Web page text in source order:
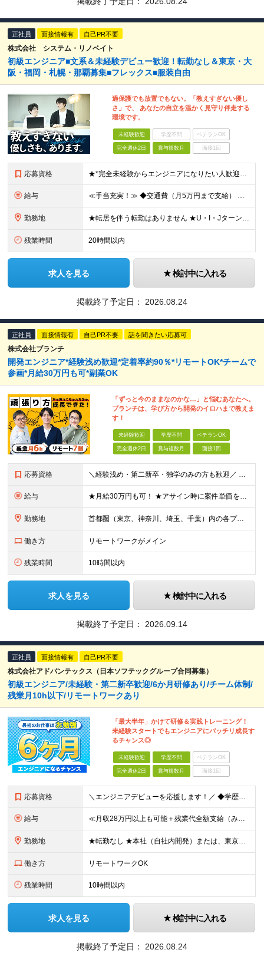
正社員 面接情報有 自己PR不要
株式会社 システム・リノベイト
初級エンジニア■文系＆未経験デビュー歓迎！転勤なし＆東京・大
阪・福岡・札幌・那覇募集■フレックス■服装自由
過保護でも放置でもない。「教えすぎない優し
さ」で、 あなたの自立を温かく見守り伴走する
環境です。
未経験歓迎 学歴不問 ベテランOK
完全週休2日 賞与複数月 面接1回
応募資格 ★*完全未経験からエンジニアになりたい人歓迎*★ ・未経験OK ・第2新卒OK ・専門卒以上 ★type経由で入社した社員も在籍しています♪ ▼下記のような方もぜひご応募ください ◎研修が充実してい
給与 ≪手当充実！≫ ◆交通費（月5万円まで支給） ◆残業代全額支給 ◆家族手当（配偶者：1万円／子1人：5000円 ※月額） ◆役職手当（最大13万円 ※月額） ◆地域手当（東京1万円/月、大阪5000円
勤務地 ★転居を伴う転勤はありません ★U・I・JターンOK！ ★広島支店を2026年11月新設予定 ★お客様先に常駐する案件でも、在宅OKの場合は自社オフィスに出社し、チームで相談しながら仕事を進めています
残業時間 20時間以内
求人を見る 検討中に入れる
掲載終了予定日： 2026.08.24
正社員 面接情報有 自己PR不要 話を聞きたい応募可
株式会社ブランチ
開発エンジニア*経験浅め歓迎*定着率約90％*リモートOK*チームで
参画*月給30万円も可*副業OK
「ずっと今のままなのかな…」と悩むあなたへ。
ブランチは、学び方から開発のイロハまで教えま
す！
未経験歓迎 学歴不問 ベテランOK
完全週休2日 賞与複数月 面接1回
応募資格 ＼経験浅め・第二新卒・独学のみの方も歓迎／ ■学歴不問 ■ITに関する知識・素養・経験をお持ちの方 ┗例えば下記のような方を想定しています ・学校やスクールで学んでいた方 ・テスター経験者 ・インフラ
給与 ★月給30万円も可！ ★アサイン時に案件単価を全て公開！ ★賞与年2回（月給と賞与合わせて売上の60%から65%） 月給30万円～＋賞与年2回（月給と賞与合わせて売上の60%から65%）＋残業手当＋
勤務地 首都圏（東京、神奈川、埼玉、千葉）内の各プロジェクト先 ※お住まいの地域を考慮します ■本社：東京都港区芝浦3-15-2 山本ビル5F ※（変更の範囲）上記を除く、当社関連勤務地
働き方 リモートワークがメイン
残業時間 10時間以内
求人を見る 検討中に入れる
掲載終了予定日： 2026.09.14
正社員 面接情報有 自己PR不要
株式会社アドバンテックス（日本ソフテックグループ合同募集）
初級エンジニア/未経験・第二新卒歓迎/6か月研修あり/チーム体制/
残業月10h以下/リモートワークあり
「最大半年」かけて研修＆実践トレーニング！
未経験スタートでもエンジニアにバッチリ成長す
るチャンス◎
未経験歓迎 学歴不問 ベテランOK
完全週休2日 賞与複数月 面接1回
応募資格 ＼エンジニアデビューを応援します！／ ◆学歴不問 ≪このような方にぴったりです！≫ ・安定した会社で腰を据えて成長したい ・IT業界で手に職をつけたい ・風通しの良い会社でのびのび働きたい など
給与 ≪月収28万円以上も可能＋残業代全額支給（みなし残業なし）≫ 内訳：月収28万円＝月給25万5,000円＋家賃補助（住宅手当）2万5,000円 ★通勤手当（月3万円まで） ★家族手当（配偶者：月1万円
勤務地 ★転勤なし ★本社（自社内開発）または、東京23区・横浜のプロジェクト先での勤務です 【本社】 東京都千代田区内神田3-10-8 NSFTビル ★「テスト・運用」ではなく「システム開発」からスタート
働き方 リモートワークOK
残業時間 10時間以内
求人を見る 検討中に入れる
掲載終了予定日： 2026.08.24